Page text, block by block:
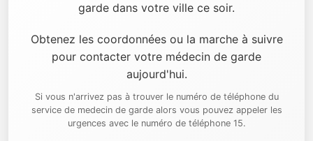
garde dans votre ville ce soir.
Obtenez les coordonnées ou la marche à suivre
pour contacter votre médecin de garde
aujourd'hui.
Si vous n'arrivez pas à trouver le numéro de téléphone du
service de medecin de garde alors vous pouvez appeler les
urgences avec le numéro de téléphone 15.